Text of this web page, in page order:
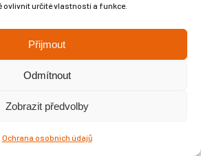
ovlivnit určité vlastnosti a funkce.
Přijmout
Odmítnout
Zobrazit předvolby
Ochrana osobních údajů